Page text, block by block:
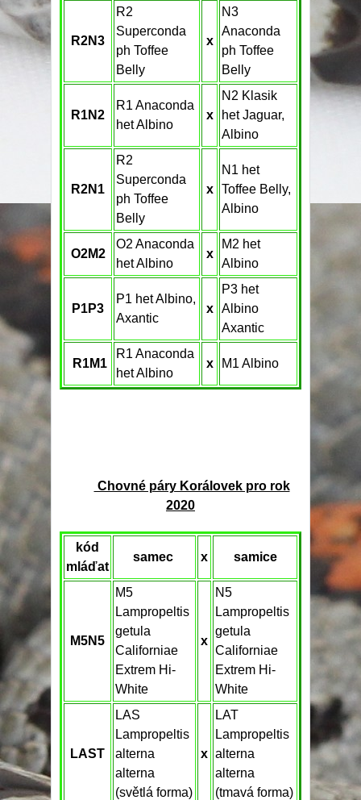
R2N3
R2
Superconda
ph Toffee
Belly
x
N3
Anaconda
ph Toffee
Belly
R1N2
R1 Anaconda
het Albino
x
N2 Klasik
het Jaguar,
Albino
R2N1
R2
Superconda
ph Toffee
Belly
x
N1 het
Toffee Belly,
Albino
O2M2
O2 Anaconda
het Albino
x
M2 het
Albino
P1P3
P1 het Albino,
Axantic
x
P3 het
Albino
Axantic
R1M1
R1 Anaconda
het Albino
x M1 Albino
Chovné páry Korálovek pro rok
2020
kód
mláďat
samec x samice
M5N5
M5
Lampropeltis
getula
Californiae
Extrem Hi-
White
x
N5
Lampropeltis
getula
Californiae
Extrem Hi-
White
LAST
LAS
Lampropeltis
alterna
alterna
(světlá forma)
x
LAT
Lampropeltis
alterna
alterna
(tmavá forma)